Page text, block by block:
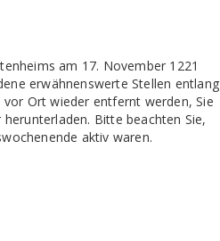
am 17. November 1221
erwähnenswerte Stellen entlang
Ort wieder entfernt werden, Sie
Bitte beachten Sie,
aktiv waren.